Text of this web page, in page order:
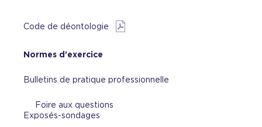
Code de déontologie
Normes d’exercice
Bulletins de pratique professionnelle
Foire aux questions
Exposés-sondages